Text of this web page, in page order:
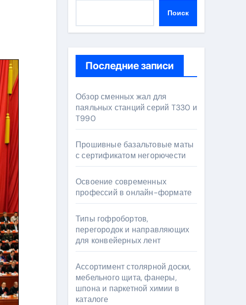
Поиск
Последние записи
Обзор сменных жал для
паяльных станций серий T330 и
T990
Прошивные базальтовые маты
с сертификатом негорючести
Освоение современных
профессий в онлайн-формате
Типы гофробортов,
перегородок и направляющих
для конвейерных лент
Ассортимент столярной доски,
мебельного щита, фанеры,
шпона и паркетной химии в
каталоге